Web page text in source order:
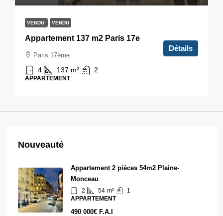
VENDU VENDU
Appartement 137 m2 Paris 17e
Paris 17ème
4 137 m² 2
APPARTEMENT
Détails
Nouveauté
Appartement 2 pièces 54m2 Plaine-
Monceau
2 54 m²
1
APPARTEMENT
490 000€ F.A.I